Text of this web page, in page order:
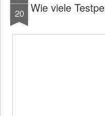
20 Wie viele